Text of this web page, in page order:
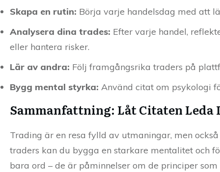
Skapa en rutin: Börja varje handelsdag med att
Analysera dina trades: Efter varje handel,
eller hantera risker.
Lär av andra: Följ framgångsrika traders på
Bygg mental styrka: Använd citat om psykologi
Sammanfattning: Låt Citaten
Trading är en resa fylld av utmaningar, men
traders kan du bygga en starkare mentalitet och
bara ord – de är påminnelser om de principer